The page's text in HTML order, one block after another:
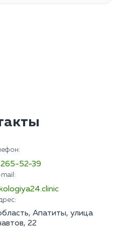
265-52-39
mail:
Апатиты, улица
22